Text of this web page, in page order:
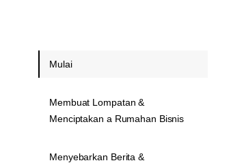
Mulai
Membuat Lompatan &
Menciptakan a Rumahan Bisnis
Menyebarkan Berita &